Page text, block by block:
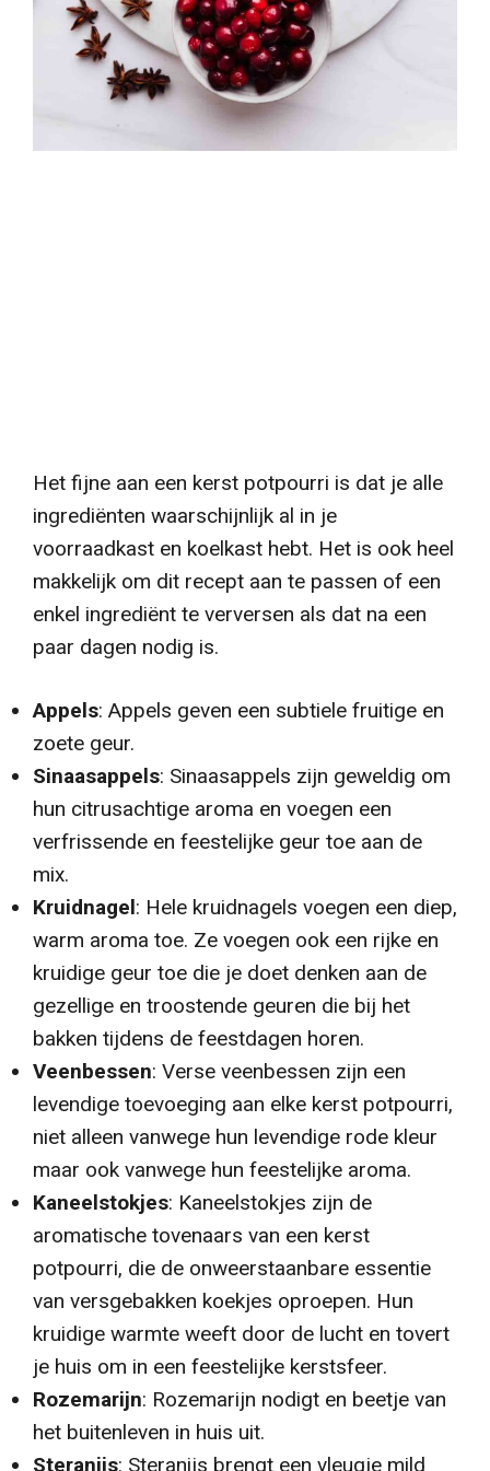
Het fijne aan een kerst potpourri is dat je alle
ingrediënten waarschijnlijk al in je
voorraadkast en koelkast hebt. Het is ook heel
makkelijk om dit recept aan te passen of een
enkel ingrediënt te verversen als dat na een
paar dagen nodig is.
Appels: Appels geven een subtiele fruitige en
zoete geur.
Sinaasappels: Sinaasappels zijn geweldig om
hun citrusachtige aroma en voegen een
verfrissende en feestelijke geur toe aan de
mix.
Kruidnagel: Hele kruidnagels voegen een diep,
warm aroma toe. Ze voegen ook een rijke en
kruidige geur toe die je doet denken aan de
gezellige en troostende geuren die bij het
bakken tijdens de feestdagen horen.
Veenbessen: Verse veenbessen zijn een
levendige toevoeging aan elke kerst potpourri,
niet alleen vanwege hun levendige rode kleur
maar ook vanwege hun feestelijke aroma.
Kaneelstokjes: Kaneelstokjes zijn de
aromatische tovenaars van een kerst
potpourri, die de onweerstaanbare essentie
van versgebakken koekjes oproepen. Hun
kruidige warmte weeft door de lucht en tovert
je huis om in een feestelijke kerstsfeer.
Rozemarijn: Rozemarijn nodigt en beetje van
het buitenleven in huis uit.
Steranijs: Steranijs brengt een vleugje mild